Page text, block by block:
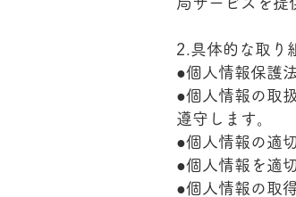
2.具体的な取り
●個人情報保護
●個人情報の取
遵守します。
●個人情報の適
●個人情報を適
●個人情報の取